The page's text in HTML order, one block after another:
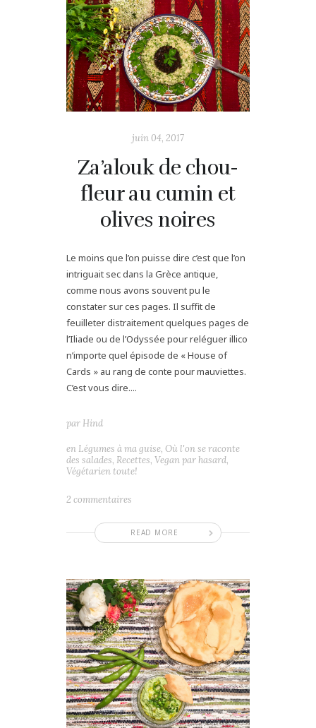
juin 04, 2017
Za’alouk de chou-
fleur au cumin et
olives noires
Le moins que l’on puisse dire c’est que l’on
intriguait sec dans la Grèce antique,
comme nous avons souvent pu le
constater sur ces pages. Il suffit de
feuilleter distraitement quelques pages de
l’Iliade ou de l’Odyssée pour reléguer illico
n’importe quel épisode de « House of
Cards » au rang de conte pour mauviettes.
C’est vous dire....
READ MORE
par Hind
en Légumes à ma guise, Où l'on se raconte
des salades, Recettes, Vegan par hasard,
Végétarien toute!
2 commentaires